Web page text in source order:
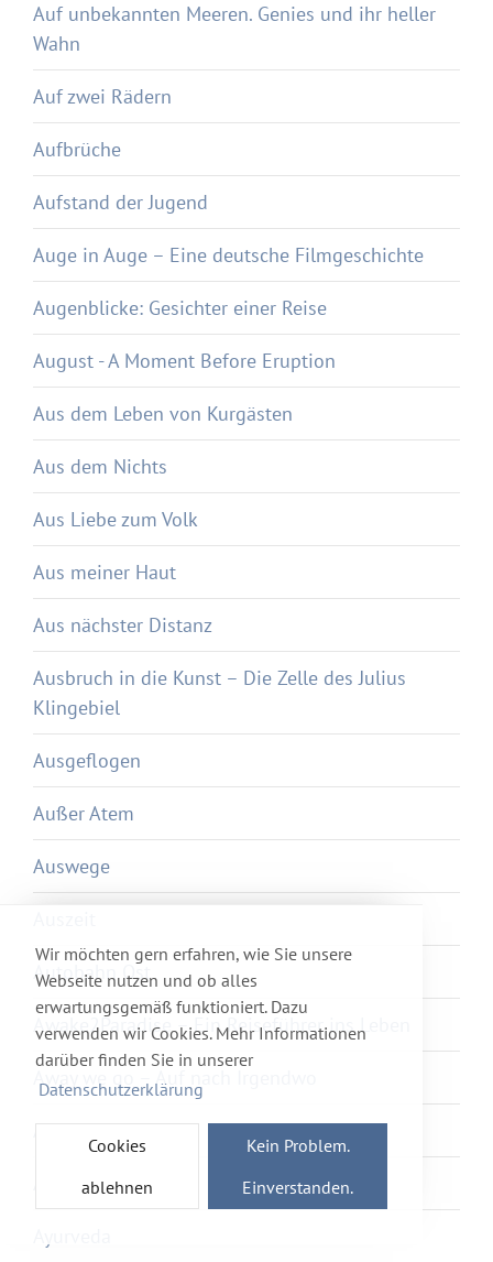
Wir möchten gern erfahren, wie Sie unsere
Webseite nutzen und ob alles
erwartungsgemäß funktioniert. Dazu
verwenden wir Cookies. Mehr Informationen
darüber finden Sie in unserer
Datenschutzerklärung
Cookies
ablehnen
Kein Problem.
Einverstanden.
Auf unbekannten Meeren. Genies und ihr heller
Wahn
Auf zwei Rädern
Aufbrüche
Aufstand der Jugend
Auge in Auge – Eine deutsche Filmgeschichte
Augenblicke: Gesichter einer Reise
August - A Moment Before Eruption
Aus dem Leben von Kurgästen
Aus dem Nichts
Aus Liebe zum Volk
Aus meiner Haut
Aus nächster Distanz
Ausbruch in die Kunst – Die Zelle des Julius
Klingebiel
Ausgeflogen
Außer Atem
Auswege
Autobahn Ost
Awake2Paradise – Ein Reiseführer ins Leben
Away we go – Auf nach Irgendwo
Axolotl Overkill